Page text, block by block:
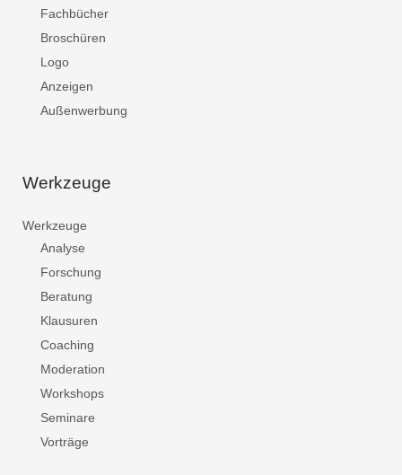
Fachbücher
Broschüren
Logo
Anzeigen
Außenwerbung
Werkzeuge
Werkzeuge
Analyse
Forschung
Beratung
Klausuren
Coaching
Moderation
Workshops
Seminare
Vorträge